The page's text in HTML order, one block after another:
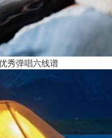
秀弹唱六线谱